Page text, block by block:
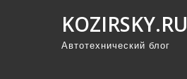
KOZIRSKY.RU
Автотехнический блог